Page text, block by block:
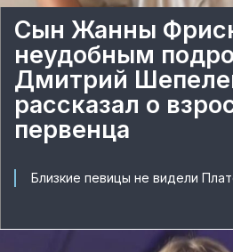
Сын Жанны
неудобным
Дмитрий
рассказал о
первенца
Близкие певицы не видели